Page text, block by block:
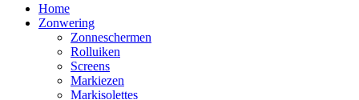
Menu
Home
Zonwering
Zonneschermen
Rolluiken
Screens
Markiezen
Markisolettes